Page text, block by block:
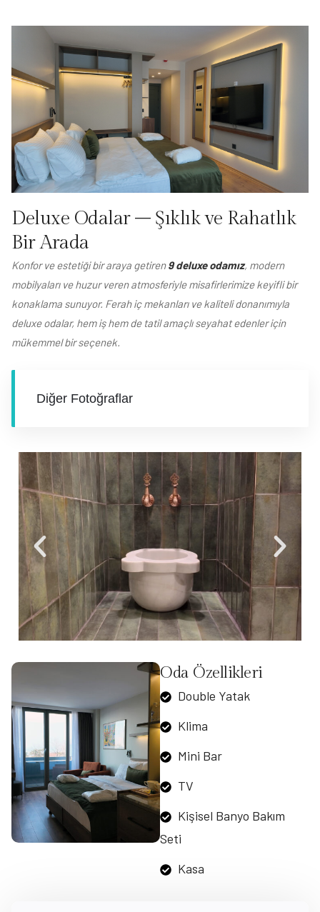
Deluxe Odalar – Şıklık ve Rahatlık
Bir Arada
Konfor ve estetiği bir araya getiren9 deluxe odamız, modern
mobilyaları ve huzur veren atmosferiyle misafirlerimize keyifli bir
konaklama sunuyor. Ferah iç mekanları ve kaliteli donanımıyla
deluxe odalar, hem iş hem de tatil amaçlı seyahat edenler için
mükemmel bir seçenek.
Diğer Fotoğraflar
Oda Özellikleri
Double Yatak
Klima
Mini Bar
TV
Kişisel Banyo Bakım
Seti
Kasa